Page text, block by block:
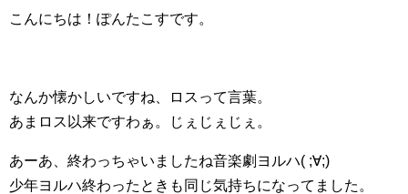
こんにちは！ぽんたこすです。
なんか懐かしいですね、ロスって言葉。
あまロス以来ですわぁ。じぇじぇじぇ。
あーあ、終わっちゃいましたね音楽劇ヨルハ( ;∀;)
少年ヨルハ終わったときも同じ気持ちになってました。